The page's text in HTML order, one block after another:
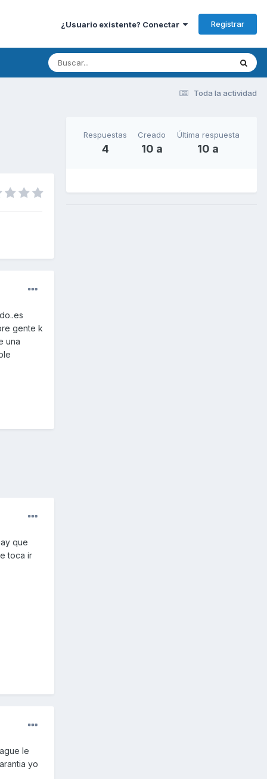
¿Usuario existente? Conectar Registrar
Toda la actividad
gente k
una
que
toca ir
le
yo
Respuestas
4
Creado
10 a
Última respuesta
10 a